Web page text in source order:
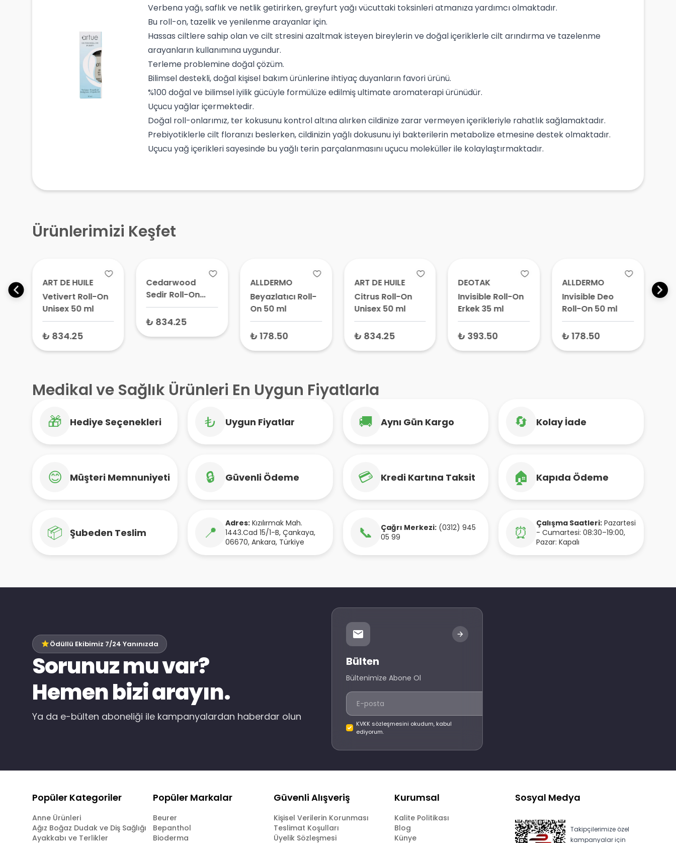
Verbena yağı, saflık ve netlik getirirken, greyfurt yağı vücuttaki toksinleri atmanıza yardımcı olmaktadır.
Bu roll-on, tazelik ve yenilenme arayanlar için.
Hassas ciltlere sahip olan ve cilt stresini azaltmak isteyen bireylerin ve doğal içeriklerle cilt arındırma ve tazelenme
arayanların kullanımına uygundur.
Terleme problemine doğal çözüm.
Bilimsel destekli, doğal kişisel bakım ürünlerine ihtiyaç duyanların favori ürünü.
%100 doğal ve bilimsel iyilik gücüyle formülüze edilmiş ultimate aromaterapi ürünüdür.
Uçucu yağlar içermektedir.
Doğal roll-onlarımız, ter kokusunu kontrol altına alırken cildinize zarar vermeyen içerikleriyle rahatlık sağlamaktadır.
Prebiyotiklerle cilt floranızı beslerken, cildinizin yağlı dokusunu iyi bakterilerin metabolize etmesine destek olmaktadır.
Uçucu yağ içerikleri sayesinde bu yağlı terin parçalanmasını uçucu moleküller ile kolaylaştırmaktadır.
Ürünlerimizi Keşfet
ART DE HUILE
Vetivert Roll-On
Unisex 50 ml
₺ 834.25
Cedarwood
Sedir Roll-On
Erkek 50 ml
₺ 834.25
ALLDERMO
Beyazlatıcı Roll-
On 50 ml
₺ 178.50
ART DE HUILE
Citrus Roll-On
Unisex 50 ml
₺ 834.25
DEOTAK
Invisible Roll-On
Erkek 35 ml
₺ 393.50
ALLDERMO
Invisible Deo
Roll-On 50 ml
₺ 178.50
Medikal ve Sağlık Ürünleri En Uygun Fiyatlarla
🎁 Hediye Seçenekleri ₺ Uygun Fiyatlar 🚚 Aynı Gün Kargo 🔄 Kolay İade
😊 Müşteri Memnuniyeti 🔒 Güvenli Ödeme 💳 Kredi Kartına Taksit 🏠 Kapıda Ödeme
📦 Şubeden Teslim 📍 Adres: Kızılırmak Mah.
1443.Cad 15/1-B, Çankaya,
06670, Ankara, Türkiye 📞 Çağrı Merkezi: (0312) 945
05 99
⏰ Çalışma Saatleri: Pazartesi
- Cumartesi: 08:30–19:00,
Pazar: Kapalı
Ödüllü Ekibimiz 7/24 Yanınızda
Sorunuz mu var?
Hemen bizi arayın.
Ya da e-bülten aboneliği ile kampanyalardan haberdar olun
Bülten
Bültenimize Abone Ol
KVKK sözleşmesini okudum, kabul
ediyorum.
Popüler Kategoriler
Anne Ürünleri
Ağız Boğaz Dudak ve Diş Sağlığı
Ayakkabı ve Terlikler
Popüler Markalar
Beurer
Bepanthol
Bioderma
Güvenli Alışveriş
Kişisel Verilerin Korunması
Teslimat Koşulları
Üyelik Sözleşmesi
Kurumsal
Kalite Politikası
Blog
Künye
Sosyal Medya
Takipçilerimize özel
kampanyalar için